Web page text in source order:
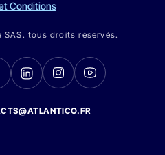
Conditions
tous droits réservés.